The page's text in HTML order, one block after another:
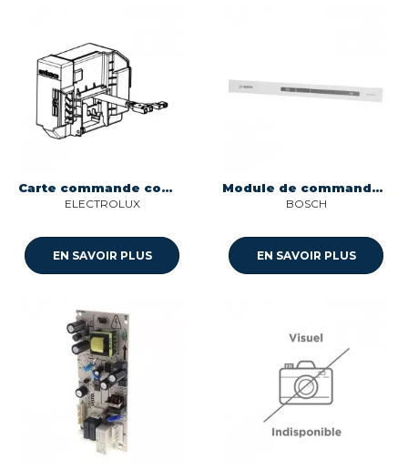
Carte commande compresseur ves pour refrigerateur Electrolux 14010160507
ELECTROLUX
EN SAVOIR PLUS
Module de commande programme pour refrigerateur Bosch 12035060
BOSCH
EN SAVOIR PLUS